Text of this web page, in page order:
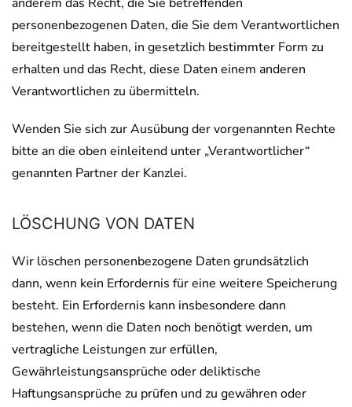
personenbezogenen Daten, die Sie dem Verantwortlichen
bereitgestellt haben, in gesetzlich bestimmter Form zu
erhalten und das Recht, diese Daten einem anderen
Verantwortlichen zu übermitteln.
Wenden Sie sich zur Ausübung der vorgenannten Rechte
bitte an die oben einleitend unter „Verantwortlicher“
genannten Partner der Kanzlei.
LÖSCHUNG VON DATEN
Wir löschen personenbezogene Daten grundsätzlich
dann, wenn kein Erfordernis für eine weitere Speicherung
besteht. Ein Erfordernis kann insbesondere dann
bestehen, wenn die Daten noch benötigt werden, um
vertragliche Leistungen zur erfüllen,
Gewährleistungsansprüche oder deliktische
Haftungsansprüche zu prüfen und zu gewähren oder